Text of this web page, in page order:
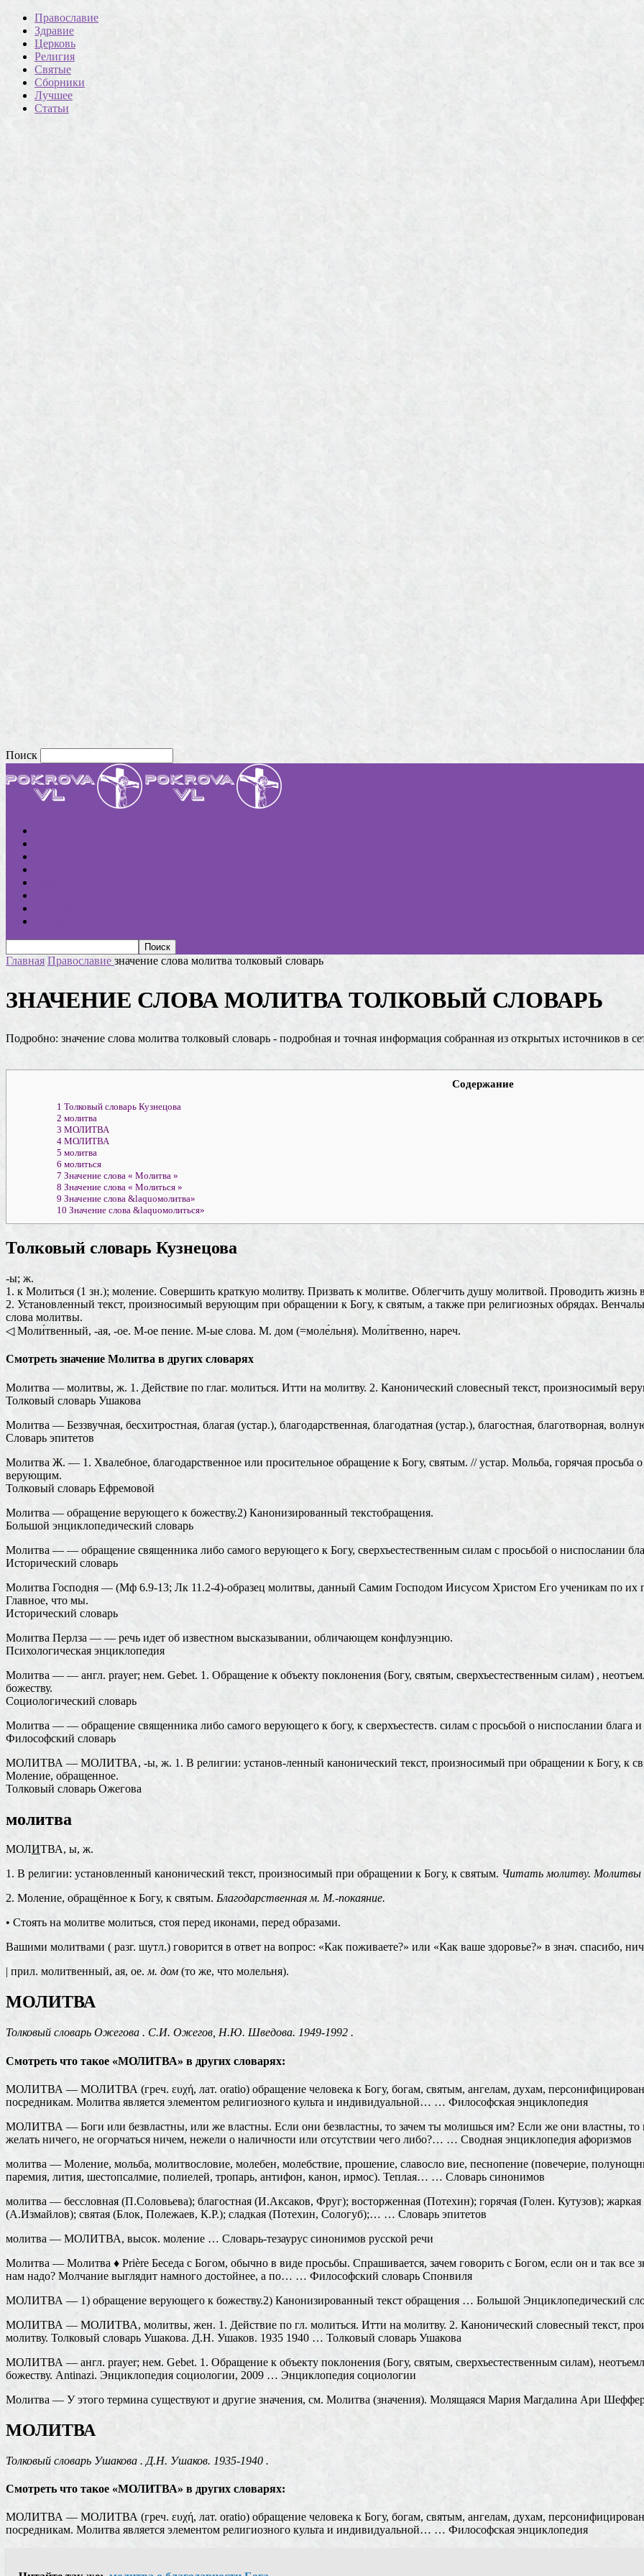
Православие
Здравие
Церковь
Религия
Святые
Сборники
Лучшее
Статьи
Поиск
Главная Православие значение слова молитва толковый словарь
ЗНАЧЕНИЕ СЛОВА МОЛИТВА ТОЛКОВЫЙ СЛОВАРЬ
Подробно: значение слова молитва толковый словарь - подробная и точная информация собранная из открытых источников в
Содержание
1 Толковый словарь Кузнецова
2 молитва
3 МОЛИТВА
4 МОЛИТВА
5 молитва
6 молиться
7 Значение слова « Молитва »
8 Значение слова « Молиться »
9 Значение слова &laquoмолитва»
10 Значение слова &laquoмолиться»
Толковый словарь Кузнецова
-ы; ж.
1. к Молиться (1 зн.); моление. Совершить краткую молитву. Призвать к молитве. Облегчить душу молитвой. Проводить жизнь
2. Установленный текст, произносимый верующим при обращении к Богу, к святым, а также при религиозных обрядах.
слова молитвы.
◁ Моли́твенный, -ая, -ое. М-ое пение. М-ые слова. М. дом (=моле́льня). Моли́твенно, нареч.
Смотреть значение Молитва в других словарях
Молитва — молитвы, ж. 1. Действие по глаг. молиться. Итти на молитву. 2. Канонический словесный текст, произносимый
Толковый словарь Ушакова
Молитва — Беззвучная, бесхитростная, благая (устар.), благодарственная, благодатная (устар.), благостная, благотворная,
Словарь эпитетов
Молитва Ж. — 1. Хвалебное, благодарственное или просительное обращение к Богу, святым. // устар. Мольба, горячая
верующим.
Толковый словарь Ефремовой
Молитва — обращение верующего к божеству.2) Канонизированный текстобращения.
Большой энциклопедический словарь
Молитва — — обращение священника либо самого верующего к Богу, сверхъестественным силам с просьбой о ниспослании
Исторический словарь
Молитва Господня — (Мф 6.9-13; Лк 11.2-4)-образец молитвы, данный Самим Господом Иисусом Христом Его ученикам по их
Главное, что мы.
Исторический словарь
Молитва Перлза — — речь идет об известном высказывании, обличающем конфлуэнцию.
Психологическая энциклопедия
Молитва — — англ. prayer; нем. Gebet. 1. Обращение к объекту поклонения (Богу, святым, сверхъестественным силам) ,
божеству.
Социологический словарь
Молитва — — обращение священника либо самого верующего к богу, к сверхъестеств. силам с просьбой о ниспослании блага
Философский словарь
МОЛИТВА — МОЛИТВА, -ы, ж. 1. В религии: установ-ленный канонический текст, произносимый при обращении к Богу, к
Моление, обращенное.
Толковый словарь Ожегова
молитва
МОЛИТВА, ы, ж.
1. В религии: установленный канонический текст, произносимый при обращении к Богу, к святым. Читать молитву.
2. Моление, обращённое к Богу, к святым. Благодарственная м. М.-покаяние.
• Стоять на молитве молиться, стоя перед иконами, перед образами.
Вашими молитвами ( разг. шутл.) говорится в ответ на вопрос: «Как поживаете?» или «Как ваше здоровье?» в знач. спасибо,
| прил. молитвенный, ая, ое.м. дом (то же, что молельня).
МОЛИТВА
Толковый словарь Ожегова . С.И. Ожегов, Н.Ю. Шведова. 1949-1992 .
Смотреть что такое «МОЛИТВА» в других словарях:
МОЛИТВА — МОЛИТВА (греч. ευχή, лат. oratio) обращение человека к Богу, богам, святым, ангелам, духам,
посредникам. Молитва является элементом религиозного культа и индивидуальной… … Философская энциклопедия
МОЛИТВА — Боги или безвластны, или же властны. Если они безвластны, то зачем ты молишься им? Если же они властны, то
желать ничего, не огорчаться ничем, нежели о наличности или отсутствии чего либо?… … Сводная энциклопедия афоризмов
молитва — Моление, мольба, молитвословие, молебен, молебствие, прошение, славосло вие, песнопение (повечерие,
паремия, лития, шестопсалмие, полиелей, тропарь, антифон, канон, ирмос). Теплая… … Словарь синонимов
молитва — бессловная (П.Соловьева); благостная (И.Аксаков, Фруг); восторженная (Потехин); горячая (Голен. Кутузов);
(А.Измайлов); святая (Блок, Полежаев, К.Р.); сладкая (Потехин, Сологуб);… … Словарь эпитетов
молитва — МОЛИТВА, высок. моление … Словарь-тезаурус синонимов русской речи
Молитва — Молитва ♦ Prière Беседа с Богом, обычно в виде просьбы. Спрашивается, зачем говорить с Богом, если он и так все
нам надо? Молчание выглядит намного достойнее, а по… … Философский словарь Спонвиля
МОЛИТВА — 1) обращение верующего к божеству.2) Канонизированный текст обращения … Большой Энциклопедический
МОЛИТВА — МОЛИТВА, молитвы, жен. 1. Действие по гл. молиться. Итти на молитву. 2. Канонический словесный текст,
молитву. Толковый словарь Ушакова. Д.Н. Ушаков. 1935 1940 … Толковый словарь Ушакова
МОЛИТВА — англ. prayer; нем. Gebet. 1. Обращение к объекту поклонения (Богу, святым, сверхъестественным силам),
божеству. Antinazi. Энциклопедия социологии, 2009 … Энциклопедия социологии
Молитва — У этого термина существуют и другие значения, см. Молитва (значения). Молящаяся Мария Магдалина Ари
МОЛИТВА
Толковый словарь Ушакова . Д.Н. Ушаков. 1935-1940 .
Смотреть что такое «МОЛИТВА» в других словарях:
МОЛИТВА — МОЛИТВА (греч. ευχή, лат. oratio) обращение человека к Богу, богам, святым, ангелам, духам,
посредникам. Молитва является элементом религиозного культа и индивидуальной… … Философская энциклопедия